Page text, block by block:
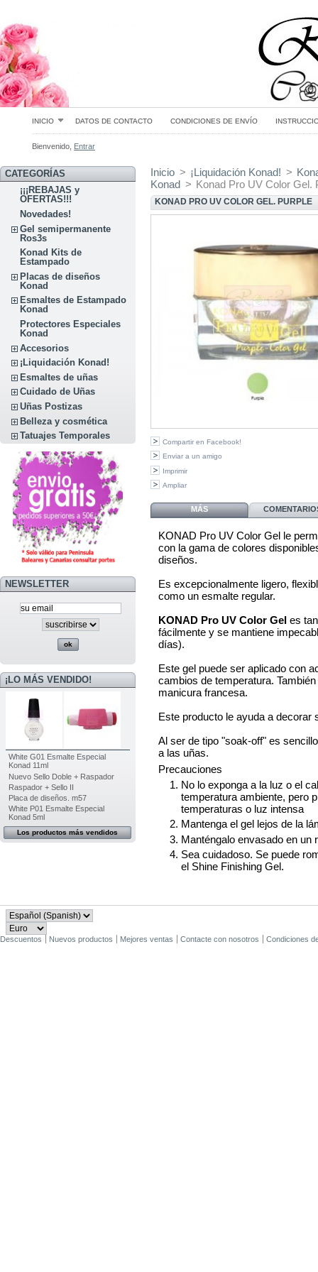
INICIO DATOS DE CONTACTO CONDICIONES DE ENVÍO
Bienvenido, Entrar
CATEGORÍAS
¡¡¡REBAJAS y
OFERTAS!!!
Novedades!
Gel semipermanente
Ros3s
Konad Kits de
Estampado
Placas de diseños
Konad
Esmaltes de Estampado
Konad
Protectores Especiales
Konad
Accesorios
¡Liquidación Konad!
Esmaltes de uñas
Cuidado de Uñas
Uñas Postizas
Belleza y cosmética
Tatuajes Temporales
NEWSLETTER
¡LO MÁS VENDIDO!
White G01 Esmalte Especial
Konad 11ml
Nuevo Sello Doble + Raspador
Raspador + Sello II
Placa de diseños. m57
White P01 Esmalte Especial
Konad 5ml
Los productos más vendidos
Inicio > ¡Liquidación Konad! >
Konad > Konad Pro UV Color Gel.
KONAD PRO UV COLOR GEL. PURPLE
Compartir en Facebook!
Enviar a un amigo
Imprimir
Ampliar
MÁS
KONAD Pro UV Color Gel le
con la gama de colores
diseños.
Es excepcionalmente ligero,
como un esmalte regular.
KONAD Pro UV Color Gel es
fácilmente y se mantiene
días).
Este gel puede ser aplicado con
cambios de temperatura.
manicura francesa.
Este producto le ayuda a
Al ser de tipo "soak-off" es
a las uñas.
Precauciones
No lo exponga a la luz o el
temperatura ambiente, pero
temperaturas o luz intensa
Mantenga el gel lejos de la
Manténgalo envasado en un
Sea cuidadoso. Se puede
el Shine Finishing Gel.
Descuentos Nuevos productos Mejores ventas Contacte con nosotros Condiciones